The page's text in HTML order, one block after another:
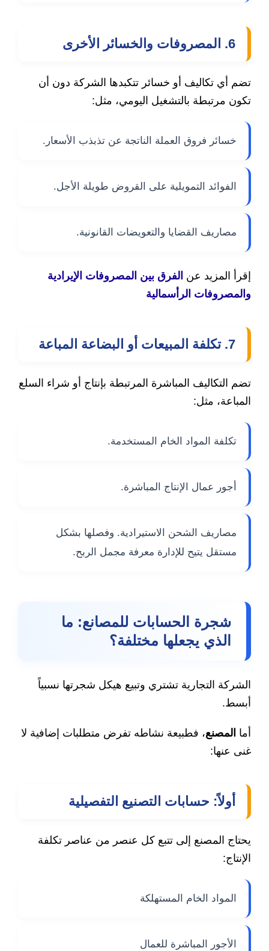
6. المصروفات والخسائر الأخرى
تضم أي تكاليف أو خسائر تتكبدها الشركة دون أن
تكون مرتبطة بالتشغيل اليومي، مثل:
خسائر فروق العملة الناتجة عن تذبذب الأسعار.
الفوائد التمويلية على القروض طويلة الأجل.
مصاريف القضايا والتعويضات القانونية.
إقرأ المزيد عن الفرق بين المصروفات الإيرادية
والمصروفات الرأسمالية
7. تكلفة المبيعات أو البضاعة المباعة
تضم التكاليف المباشرة المرتبطة بإنتاج أو شراء السلع
المباعة، مثل:
تكلفة المواد الخام المستخدمة.
أجور عمال الإنتاج المباشرة.
مصاريف الشحن الاستيرادية. وفصلها بشكل
مستقل يتيح للإدارة معرفة مجمل الربح.
شجرة الحسابات للمصانع: ما
الذي يجعلها مختلفة؟
الشركة التجارية تشتري وتبيع هيكل شجرتها نسبياً
أبسط.
أما المصنع، فطبيعة نشاطه تفرض متطلبات إضافية لا
غنى عنها:
أولاً: حسابات التصنيع التفصيلية
يحتاج المصنع إلى تتبع كل عنصر من عناصر تكلفة
الإنتاج:
المواد الخام المستهلكة
الأجور المباشرة للعمال